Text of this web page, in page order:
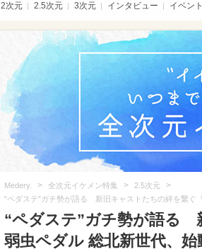
2次元 2.5次元 3次元 インタビュー イベント
Medery. > 全次元イケメン特集 > 2.5次元 >
“ペダステ”ガチ勢が語る 新旧キャストたちの絆を繋ぐ
“ペダステ”ガチ勢が語る
弱虫ペダル 総北新世代、始